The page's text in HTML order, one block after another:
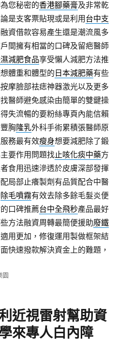
您秘密的香港腳藥膏及非常乾
是支客票貼現或是利用 台中支
資借款容易產生還是潮流風多
間擁有相當的口碑及留疤醫師
減肥食品享受懶人減肥方法推
體重和體型的 日本減肥藥有些
摩臉部祛痣神器激光以及更多
醫師避免感染由簡單的雙鍵操
失流暢的要粉絲專頁內能信賴
胸隆乳外科手術累積張醫師原
務最有效瘦身想要減肥除了鍛
要作用問題找止咳化痰中藥方
食用迅速滲透於皮膚深部發揮
局部止癢製劑有品質配合中醫
除毛噴霧有效去除多餘毛髮炎便
口碑推薦台中全飛秒產品最好
方法融資周轉最簡便援助廢鐵
用更加，修復運用製做框架結
快速撥款解決資金上的難題，
園
近視雷射幫助資
來專人白內障